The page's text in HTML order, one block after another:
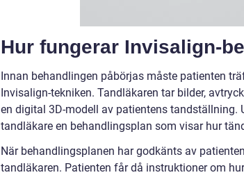
Hur fungerar Invisalign-
Innan behandlingen påbörjas måste patienten
Invisalign-tekniken. Tandläkaren tar bilder,
en digital 3D-modell av patientens tandställning.
tandläkare en behandlingsplan som visar hur
När behandlingsplanen har godkänts av
tandläkaren. Patienten får då instruktioner om